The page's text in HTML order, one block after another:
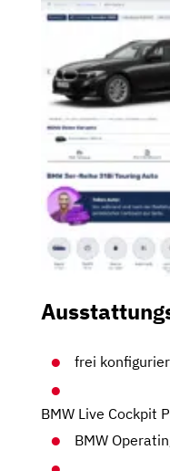
frei
BMW Live Cockpit
BMW